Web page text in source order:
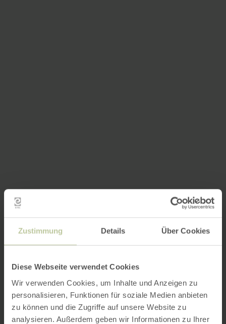
Zustimmung Details Über Cookies
Diese Webseite verwendet Cookies
Wir verwenden Cookies, um Inhalte und Anzeigen zu
personalisieren, Funktionen für soziale Medien anbieten
zu können und die Zugriffe auf unsere Website zu
analysieren. Außerdem geben wir Informationen zu Ihrer